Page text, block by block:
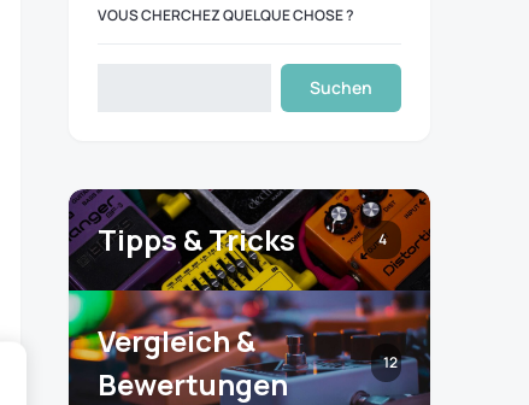
VOUS CHERCHEZ QUELQUE CHOSE ?
Suchen
Tipps & Tricks 4
Vergleich &
Bewertungen
12